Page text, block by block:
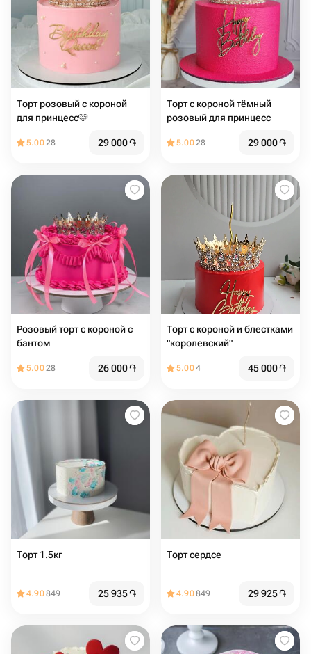
Торт розовый с короной
для принцесс🩷
5.0028 29 000֏
Торт с короной тёмный
розовый для принцесс
5.0028 29 000֏
Розовый торт с короной с
бантом
5.0028 26 000֏
Торт с короной и блестками
"королевский"
5.004 45 000֏
Торт 1.5кг
4.90849 25 935֏
Торт сердсе
4.90849 29 925֏